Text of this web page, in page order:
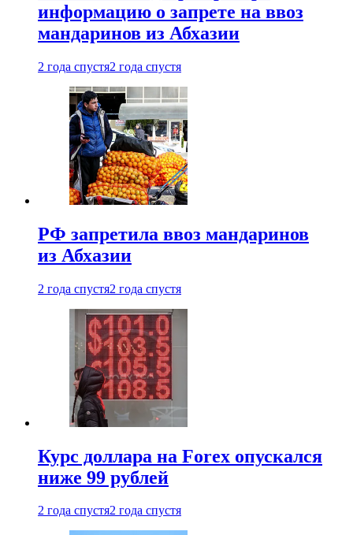
информацию о запрете на ввоз
мандаринов из Абхазии
2 года спустя2 года спустя
РФ запретила ввоз мандаринов
из Абхазии
2 года спустя2 года спустя
Курс доллара на Forex опускался
ниже 99 рублей
2 года спустя2 года спустя